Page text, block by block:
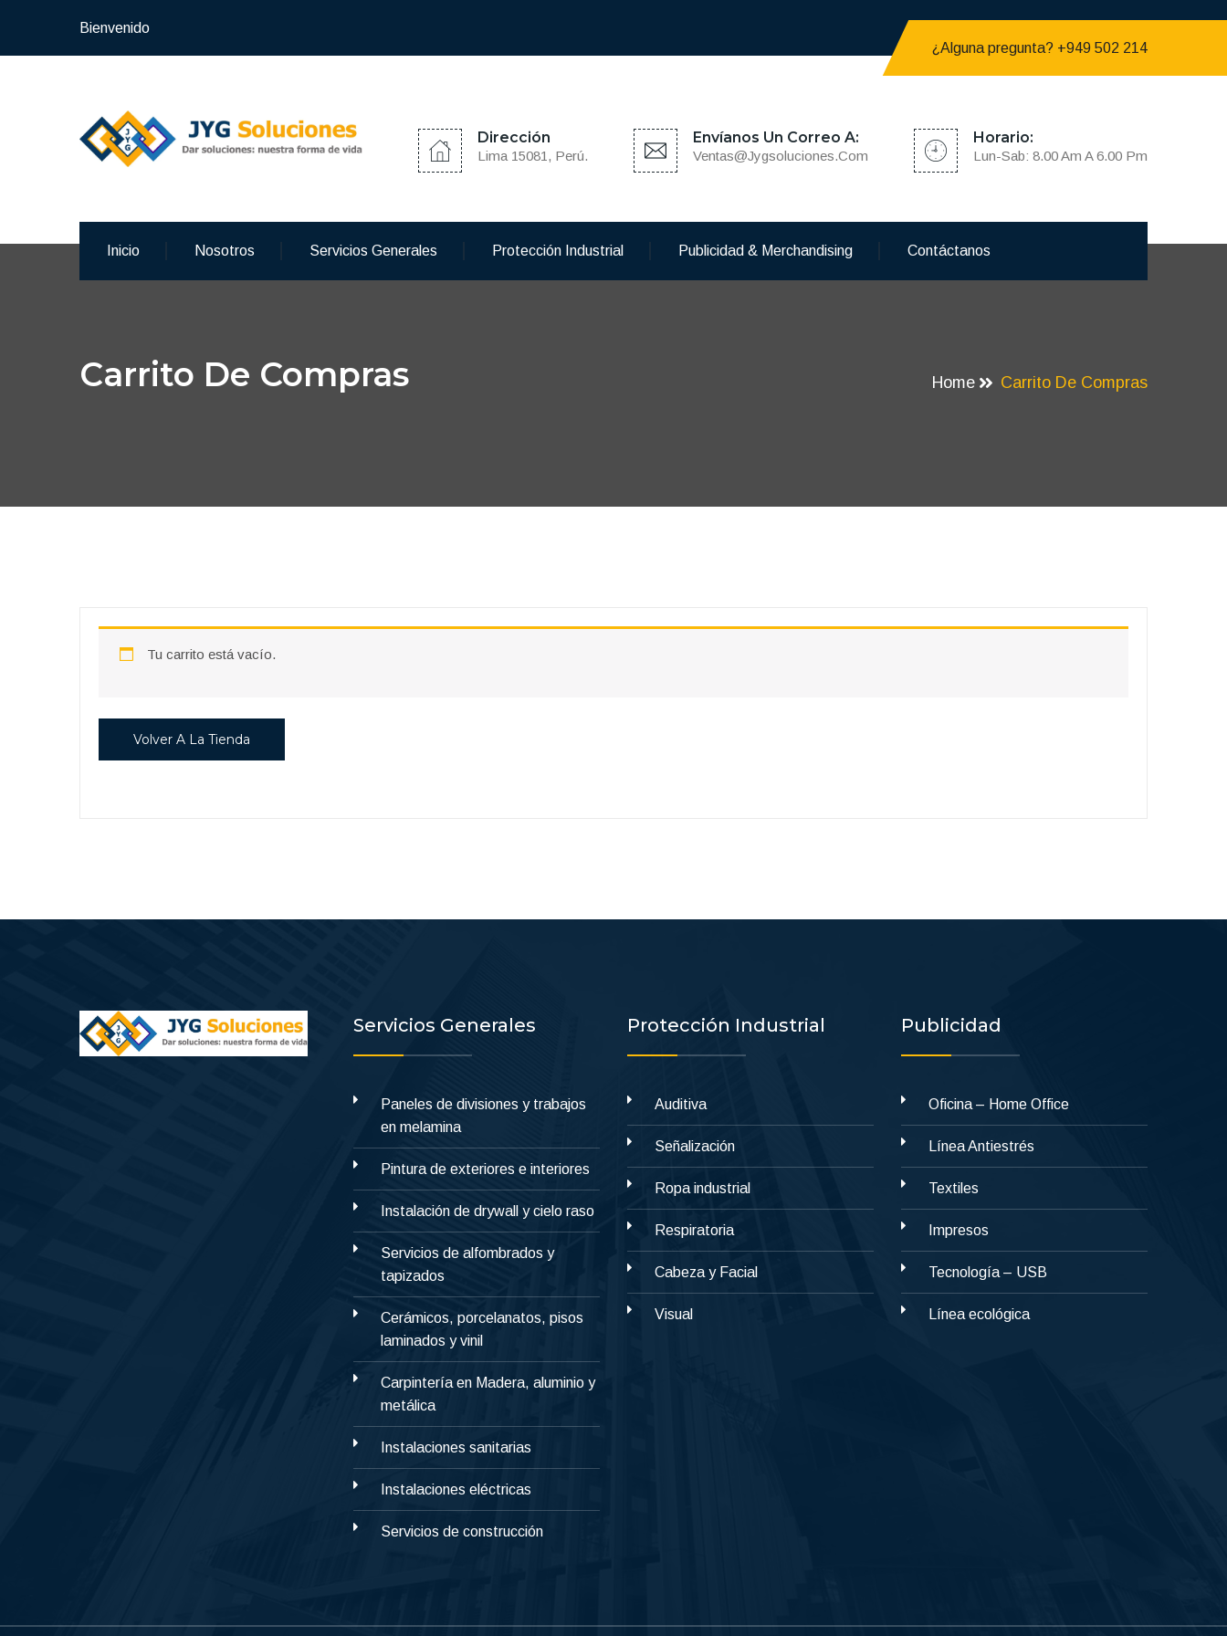
Bienvenido
¿Alguna pregunta? +949 502 214
Dirección
Lima 15081, Perú.
Envíanos Un Correo A:
Ventas@jygsoluciones.com
Horario:
Lun-Sab: 8.00 Am A 6.00 Pm
Inicio Nosotros Servicios Generales Protección Industrial Publicidad & Merchandising Contáctanos
Carrito De Compras Home Carrito De Compras
Tu carrito está vacío.
Volver A La Tienda
Servicios Generales
Paneles de divisiones y trabajos
en melamina
Pintura de exteriores e interiores
Instalación de drywall y cielo raso
Servicios de alfombrados y
tapizados
Cerámicos, porcelanatos, pisos
laminados y vinil
Carpintería en Madera, aluminio y
metálica
Instalaciones sanitarias
Instalaciones eléctricas
Servicios de construcción
Protección Industrial
Auditiva
Señalización
Ropa industrial
Respiratoria
Cabeza y Facial
Visual
Publicidad
Oficina – Home Office
Línea Antiestrés
Textiles
Impresos
Tecnología – USB
Línea ecológica